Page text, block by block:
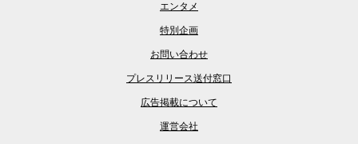
エンタメ
特別企画
お問い合わせ
プレスリリース送付窓口
広告掲載について
運営会社